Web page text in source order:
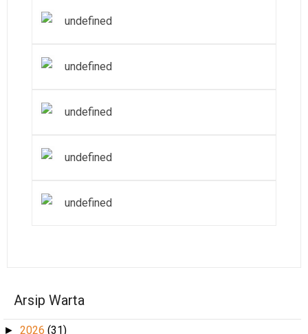
undefined
undefined
undefined
undefined
undefined
Arsip Warta
► 2026 (31)